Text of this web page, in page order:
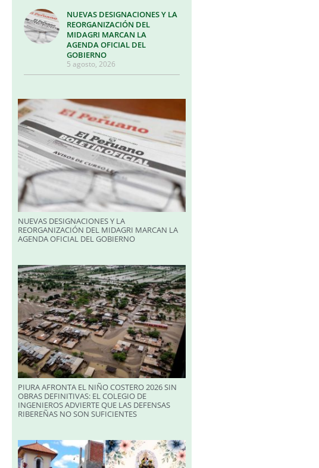
NUEVAS DESIGNACIONES Y LA
REORGANIZACIÓN DEL
MIDAGRI MARCAN LA
AGENDA OFICIAL DEL
GOBIERNO
5 agosto, 2026
NUEVAS DESIGNACIONES Y LA
REORGANIZACIÓN DEL MIDAGRI MARCAN LA
AGENDA OFICIAL DEL GOBIERNO
PIURA AFRONTA EL NIÑO COSTERO 2026 SIN
OBRAS DEFINITIVAS: EL COLEGIO DE
INGENIEROS ADVIERTE QUE LAS DEFENSAS
RIBEREÑAS NO SON SUFICIENTES